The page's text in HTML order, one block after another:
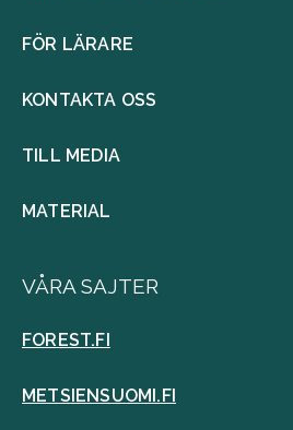
FÖR LÄRARE
KONTAKTA OSS
TILL MEDIA
MATERIAL
VÅRA SAJTER
FOREST.FI
METSIENSUOMI.FI